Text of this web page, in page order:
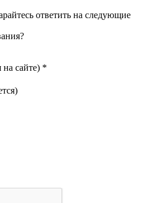
ответить на следующие
на сайте) *